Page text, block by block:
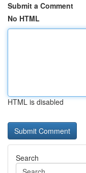
Submit a Comment
No HTML
HTML is disabled
Search